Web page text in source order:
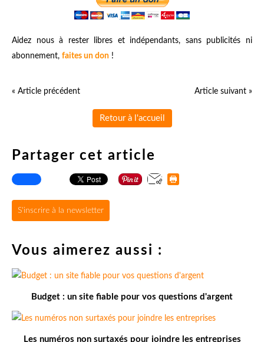
Aidez nous à rester libres et indépendants, sans publicités ni
abonnement, faites un don !
« Article précédent Article suivant »
Retour à l'accueil
Partager cet article
S'inscrire à la newsletter
Vous aimerez aussi :
Budget : un site fiable pour vos questions d'argent
Les numéros non surtaxés pour joindre les entreprises